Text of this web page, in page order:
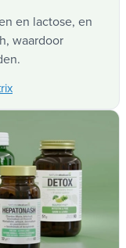
en lactose, en
waardoor